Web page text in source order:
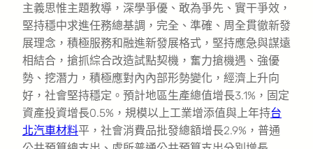
主義思惟主題教導，深學爭優、敢為爭先、實干爭效，
堅持穩中求進任務總基調，完全、準確、周全貫徹新發
展理念，積極服務和融進新發展格式，堅持應急與謀遠
相結合，搶抓綜合改造試點契機，奮力搶機遇、強優
勢、挖潛力，積極應對內內部形勢變化，經濟上升向
好，社會堅持穩定。預計地區生產總值增長3.1%，固定
資產投資增長0.5%，規模以上工業增添值與上年持台
北汽車材料平，社會消費品批發總額增長2.9%，普通